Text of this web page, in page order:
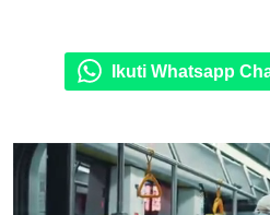
Ikuti Whatsapp